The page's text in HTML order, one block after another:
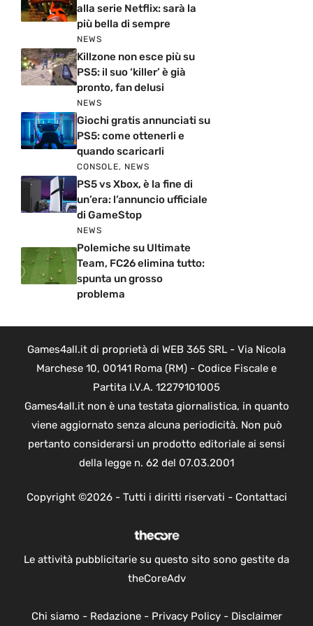
alla serie Netflix: sarà la
più bella di sempre
NEWS
Killzone non esce più su
PS5: il suo ‘killer’ è già
pronto, fan delusi
NEWS
Giochi gratis annunciati su
PS5: come ottenerli e
quando scaricarli
CONSOLE, NEWS
PS5 vs Xbox, è la fine di
un’era: l’annuncio ufficiale
di GameStop
NEWS
Polemiche su Ultimate
Team, FC26 elimina tutto:
spunta un grosso
problema
Games4all.it di proprietà di WEB 365 SRL - Via Nicola
Marchese 10, 00141 Roma (RM) - Codice Fiscale e
Partita I.V.A. 12279101005
Games4all.it non è una testata giornalistica, in quanto
viene aggiornato senza alcuna periodicità. Non può
pertanto considerarsi un prodotto editoriale ai sensi
della legge n. 62 del 07.03.2001
Copyright ©2026 - Tutti i diritti riservati - Contattaci
Le attività pubblicitarie su questo sito sono gestite da
theCoreAdv
Chi siamo - Redazione- Privacy Policy- Disclaimer